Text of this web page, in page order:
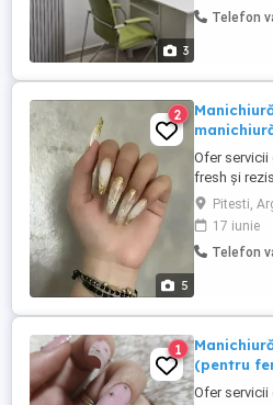
3
Telefon
5
2
Ofer servicii
fresh și
Instrumente
Mediu
săptămâni)
mall)
Pitesti,
17 iunie
Telefon
1
(pentru
Ofer servicii